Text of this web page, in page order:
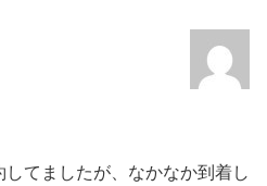
てましたが、なかなか到着し